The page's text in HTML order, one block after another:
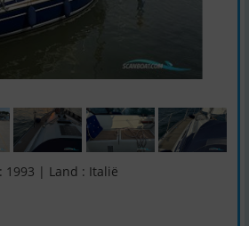
| Land : Italië